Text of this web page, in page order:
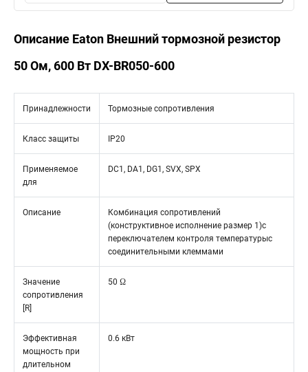
Описание Eaton Внешний тормозной резистор
50 Ом, 600 Вт DX-BR050-600
Принадлежности Тормозные сопротивления
Класс защиты IP20
Применяемое
для
DC1, DA1, DG1, SVX, SPX
Описание
Комбинация сопротивлений
(конструктивное исполнение размер 1)с
переключателем контроля температурыс
соединительными клеммами
Значение
сопротивления
[R]
50 Ω
Эффективная
мощность при
длительном
0.6 кВт